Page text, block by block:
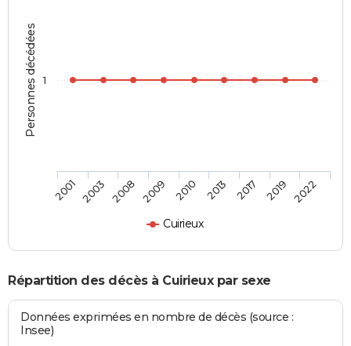
Personnes décédées
Cuirieux
2001 2003 2008 2009 2010 2013 2017 2019 2022
1
Répartition des décès à Cuirieux par sexe
Données exprimées en nombre de décès (source :
Insee)